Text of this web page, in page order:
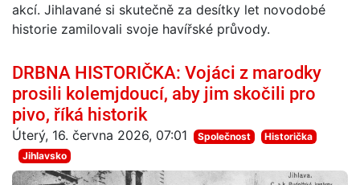
akcí. Jihlavané si skutečně za desítky let novodobé
historie zamilovali svoje havířské průvody.
DRBNA HISTORIČKA: Vojáci z marodky
prosili kolemjdoucí, aby jim skočili pro
pivo, říká historik
Úterý, 16. června 2026, 07:01 Společnost
Historička
Jihlavsko